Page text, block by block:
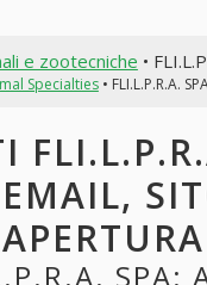
e zootecniche •
Specialties• FLI.L.P.R.A.
APERTURA
SPA: